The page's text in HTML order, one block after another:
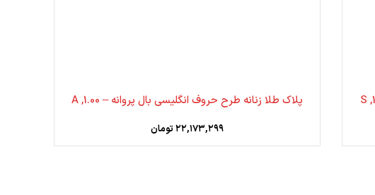
پلاک طلا زنانه طرح حروف انگلیسی بال پروانه – 1.00, A
۲۲,۱۷۳,۲۹۹تومان